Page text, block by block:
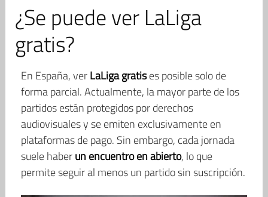
¿Se puede ver LaLiga
gratis?
En España, verLaLiga gratises posible solo de
forma parcial. Actualmente, la mayor parte de los
partidos están protegidos por derechos
audiovisuales y se emiten exclusivamente en
plataformas de pago. Sin embargo, cada jornada
suele haberun encuentro en abierto, lo que
permite seguir al menos un partido sin suscripción.